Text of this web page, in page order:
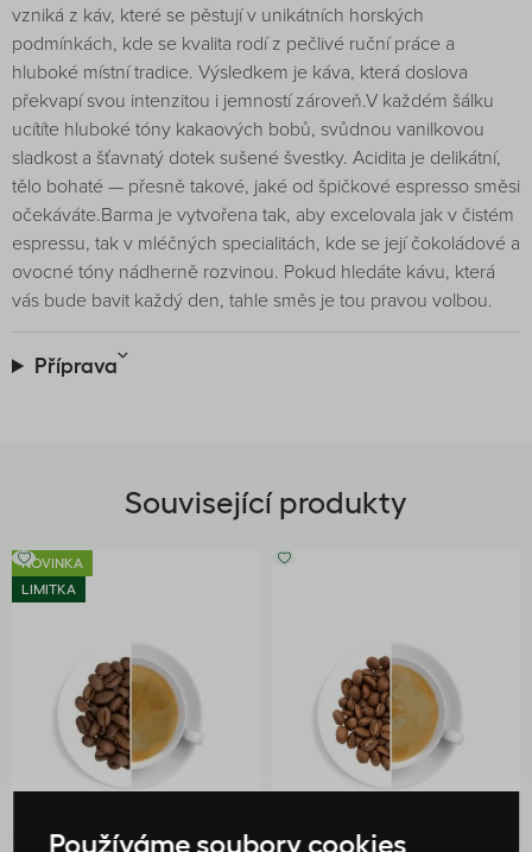
vzniká z káv, které se pěstují v unikátních horských
podmínkách, kde se kvalita rodí z pečlivé ruční práce a
hluboké místní tradice. Výsledkem je káva, která doslova
překvapí svou intenzitou i jemností zároveň.V každém šálku
ucítíte hluboké tóny kakaových bobů, svůdnou vanilkovou
sladkost a šťavnatý dotek sušené švestky. Acidita je delikátní,
tělo bohaté — přesně takové, jaké od špičkové espresso směsi
očekáváte.Barma je vytvořena tak, aby excelovala jak v čistém
espressu, tak v mléčných specialitách, kde se její čokoládové a
ovocné tóny nádherně rozvinou. Pokud hledáte kávu, která
vás bude bavit každý den, tahle směs je tou pravou volbou.
Příprava
Související produkty
NOVINKA
LIMITKA
Používáme soubory cookies